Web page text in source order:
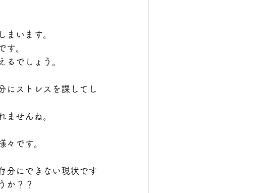
まいます。
す。
るでしょう。
にストレスを課してし
ませんね。
々です。
分にできない現状です
か？？